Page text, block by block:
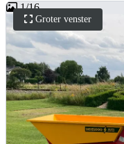
Groter venster
1/16